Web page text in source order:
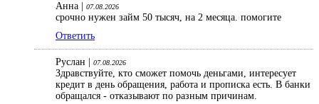
Анна | 07.08.2026
срочно нужен займ 50 тысяч, на 2 месяца. помогите
Ответить
Руслан | 07.08.2026
Здравствуйте, кто сможет помочь деньгами, интересует
кредит в день обращения, работа и прописка есть. В банки
обращался - отказывают по разным причинам.